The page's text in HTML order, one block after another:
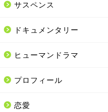
サスペンス
ドキュメンタリー
ヒューマンドラマ
プロフィール
恋愛